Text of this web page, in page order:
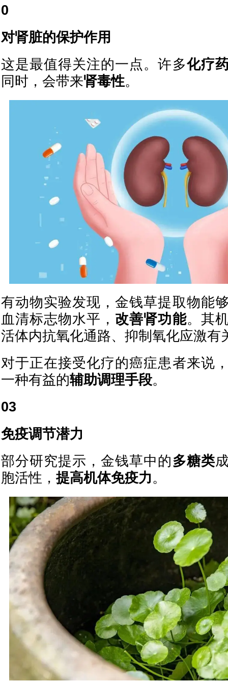
0
对肾脏的保护作用
这是最值得关注的一点。许多化疗
同时，会带来肾毒性。
有动物实验发现，金钱草提取物能
血清标志物水平， 改善肾功能。其
活体内抗氧化通路、抑制氧化应激有
对于正在接受化疗的癌症患者来说
一种有益的辅助调理手段。
03
免疫调节潜力
部分研究提示，金钱草中的多糖类
胞活性，提高机体免疫力。